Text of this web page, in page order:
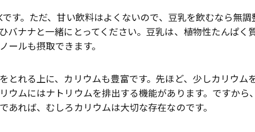
す。ただ、甘い飲料はよくないので、豆乳を飲むなら無調
バナナと一緒にとってください。豆乳は、植物性たんぱく
ールも摂取できます。
とれる上に、カリウムも豊富です。先ほど、少しカリウム
ウムにはナトリウムを排出する機能があります。ですから
あれば、むしろカリウムは大切な存在なのです。